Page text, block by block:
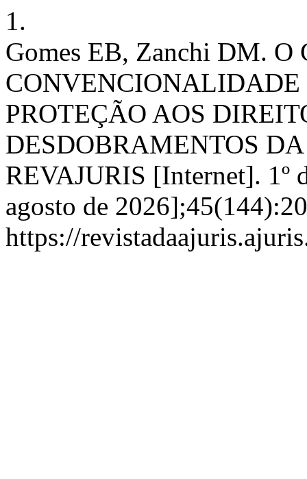
1.
Gomes EB, Zanchi DM. O
PROTEÇÃO AOS
DESDOBRAMENTOS
REVAJURIS [Internet]. 1º
agosto de
https://